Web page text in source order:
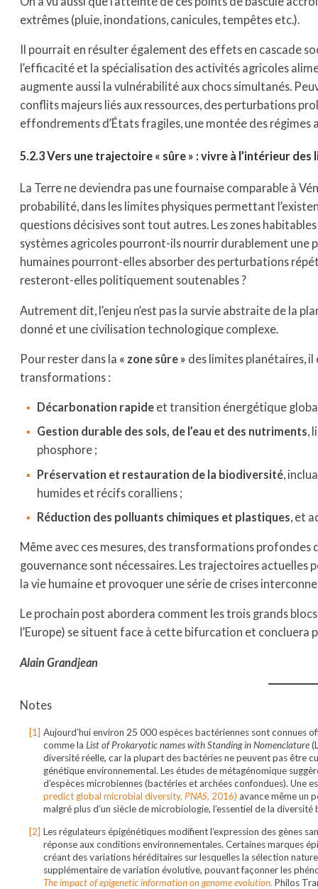
extrêmes (pluie, inondations, canicules, tempêtes etc.).
Il pourrait en résulter également des effets en cascade
l’efficacité et la spécialisation des activités agricoles
augmente aussi la vulnérabilité aux chocs simultanés.
conflits majeurs liés aux ressources, des perturbations
effondrements d’États fragiles, une montée des
5.2.3 Vers une trajectoire « sûre » : vivre à l’intérieur
La Terre ne deviendra pas une fournaise comparable à
probabilité, dans les limites physiques permettant
questions décisives sont tout autres. Les zones
systèmes agricoles pourront-ils nourrir durablement une
humaines pourront-elles absorber des perturbations
resteront-elles politiquement soutenables ?
Autrement dit, l’enjeu n’est pas la survie abstraite de la
donné et une civilisation technologique complexe.
Pour rester dans la « zone sûre » des limites planétaires, il
transformations :
Décarbonation rapide et transition énergétique
Gestion durable des sols, de l’eau et des nutriments,
phosphore ;
Préservation et restauration de la biodiversité ,
humides et récifs coralliens ;
Réduction des polluants chimiques et plastiques , et
Même avec ces mesures, des transformations
gouvernance sont nécessaires. Les trajectoires
la vie humaine et provoquer une série de crises
Le prochain post abordera comment les trois grands
l’Europe) se situent face à cette bifurcation et concluera
Alain Grandjean
Notes
Aujourd’hui environ 25 000 espèces bactériennes sont connues
comme la List of Prokaryotic names with Standing in Nomenclature
diversité réelle, car la plupart des bactéries ne peuvent pas être
génétique environnemental. Les études de métagénomique
d’espèces microbiennes (bactéries et archées confondues). Une
predict global microbial diversity, PNAS, 2016) avance même un
malgré plus d’un siècle de microbiologie, l’essentiel de la
Les régulateurs épigénétiques modifient l’expression des gènes
réponse aux conditions environnementales. Certaines marques
créant des variations héréditaires sur lesquelles la sélection
supplémentaire de variation évolutive, pouvant façonner les
The impact of epigenetic information on genome evolution. Philos